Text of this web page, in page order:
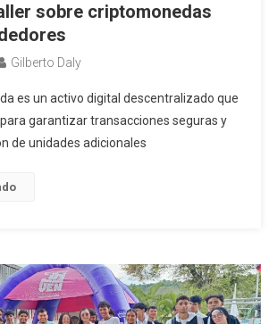
sobre criptomonedas
Gilberto Daly
es un activo digital descentralizado que
garantizar transacciones seguras y
de unidades adicionales